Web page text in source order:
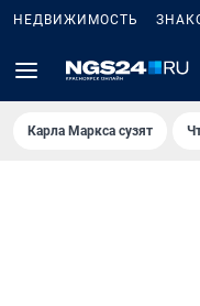
НЕДВИЖИМОСТЬ
Карла Маркса сузят